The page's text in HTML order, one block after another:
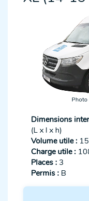
Photo
Dimensions
(L x l x h)
Volume utile :
Charge utile :
Places : 3
Permis : B